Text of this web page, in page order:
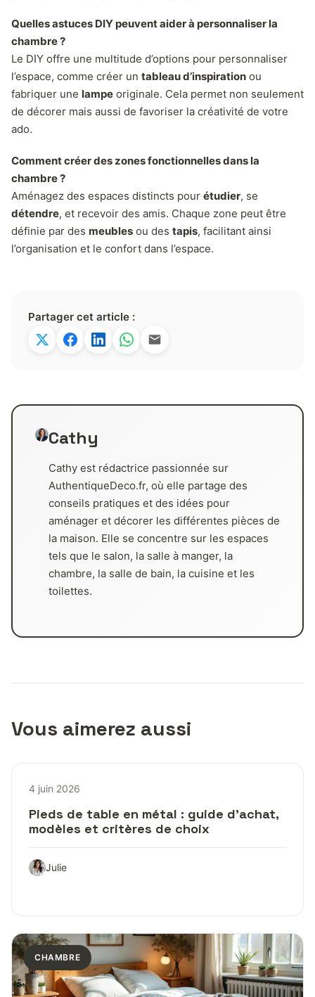
Quelles astuces DIY peuvent aider à personnaliser la
chambre ?
Le DIY offre une multitude d’options pour personnaliser
l’espace, comme créer un tableau d’inspiration ou
fabriquer une lampe originale. Cela permet non seulement
de décorer mais aussi de favoriser la créativité de votre
ado.
Comment créer des zones fonctionnelles dans la
chambre ?
Aménagez des espaces distincts pour étudier, se
détendre, et recevoir des amis. Chaque zone peut être
définie par des meubles ou des tapis, facilitant ainsi
l’organisation et le confort dans l’espace.
Partager cet article :
Cathy
Cathy est rédactrice passionnée sur
AuthentiqueDeco.fr, où elle partage des
conseils pratiques et des idées pour
aménager et décorer les différentes pièces de
la maison. Elle se concentre sur les espaces
tels que le salon, la salle à manger, la
chambre, la salle de bain, la cuisine et les
toilettes.
Vous aimerez aussi
4 juin 2026
Pieds de table en métal : guide d’achat,
modèles et critères de choix
Julie
CHAMBRE